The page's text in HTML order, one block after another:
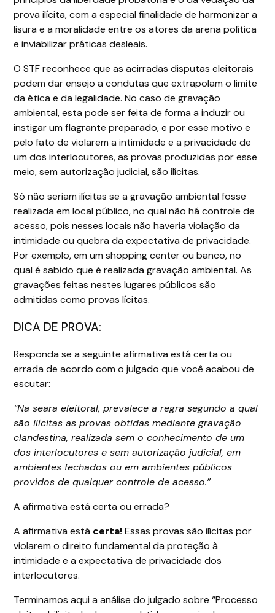
prova ilícita, com a especial finalidade de harmonizar a
lisura e a moralidade entre os atores da arena política
e inviabilizar práticas desleais.
O STF reconhece que as acirradas disputas eleitorais
podem dar ensejo a condutas que extrapolam o limite
da ética e da legalidade. No caso de gravação
ambiental, esta pode ser feita de forma a induzir ou
instigar um flagrante preparado, e por esse motivo e
pelo fato de violarem a intimidade e a privacidade de
um dos interlocutores, as provas produzidas por esse
meio, sem autorização judicial, são ilícitas.
Só não seriam ilícitas se a gravação ambiental fosse
realizada em local público, no qual não há controle de
acesso, pois nesses locais não haveria violação da
intimidade ou quebra da expectativa de privacidade.
Por exemplo, em um shopping center ou banco, no
qual é sabido que é realizada gravação ambiental. As
gravações feitas nestes lugares públicos são
admitidas como provas lícitas.
DICA DE PROVA:
Responda se a seguinte afirmativa está certa ou
errada de acordo com o julgado que você acabou de
escutar:
“Na seara eleitoral, prevalece a regra segundo a qual
são ilícitas as provas obtidas mediante gravação
clandestina, realizada sem o conhecimento de um
dos interlocutores e sem autorização judicial, em
ambientes fechados ou em ambientes públicos
providos de qualquer controle de acesso.”
A afirmativa está certa ou errada?
A afirmativa está certa!Essas provas são ilícitas por
violarem o direito fundamental da proteção à
intimidade e a expectativa de privacidade dos
interlocutores.
Terminamos aqui a análise do julgado sobre “Processo